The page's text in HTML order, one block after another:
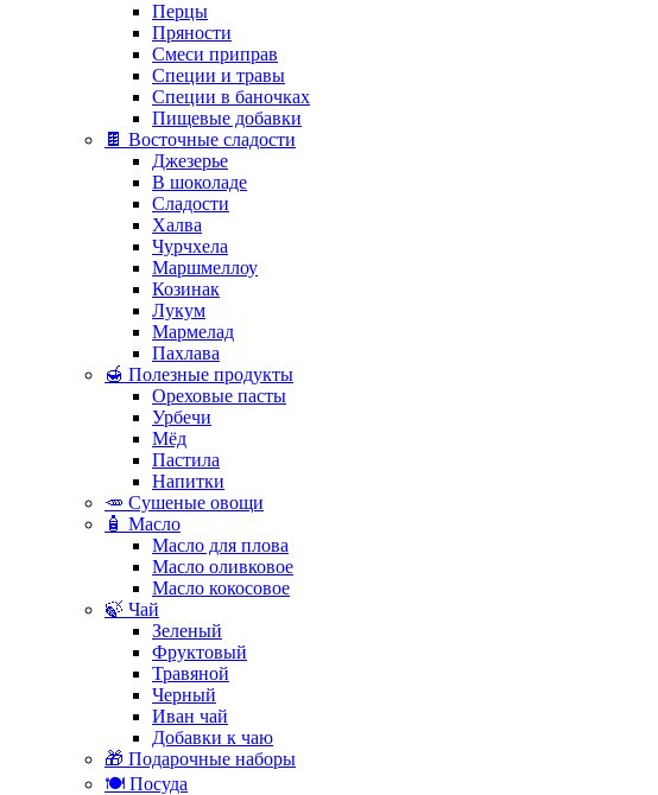
Перцы
Пряности
Смеси приправ
Специи и травы
Специи в баночках
Пищевые добавки
🍫 Восточные сладости
Джезерье
В шоколаде
Сладости
Халва
Чурчхела
Маршмеллоу
Козинак
Лукум
Мармелад
Пахлава
🍯 Полезные продукты
Ореховые пасты
Урбечи
Мёд
Пастила
Напитки
🥕 Сушеные овощи
🧴 Масло
Масло для плова
Масло оливковое
Масло кокосовое
🍃 Чай
Зеленый
Фруктовый
Травяной
Черный
Иван чай
Добавки к чаю
🎁 Подарочные наборы
🍽️ Посуда